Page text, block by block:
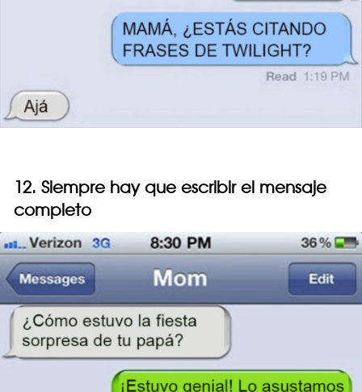
12. Siempre hay que escribir el mensaje
completo